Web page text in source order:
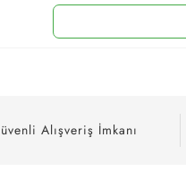
Alışveriş İmkanı